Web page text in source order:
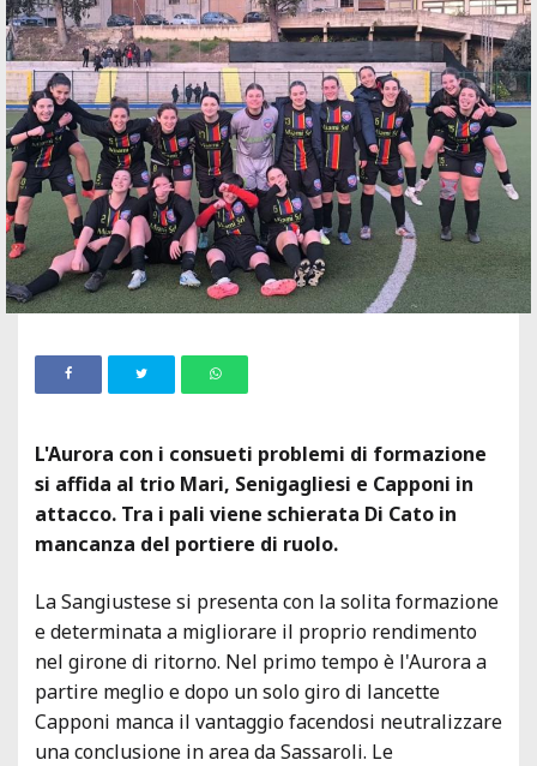
L'Aurora con i consueti problemi di formazione
si affida al trio Mari, Senigagliesi e Capponi in
attacco. Tra i pali viene schierata Di Cato in
mancanza del portiere di ruolo.
La Sangiustese si presenta con la solita formazione
e determinata a migliorare il proprio rendimento
nel girone di ritorno. Nel primo tempo è l'Aurora a
partire meglio e dopo un solo giro di lancette
Capponi manca il vantaggio facendosi neutralizzare
una conclusione in area da Sassaroli. Le